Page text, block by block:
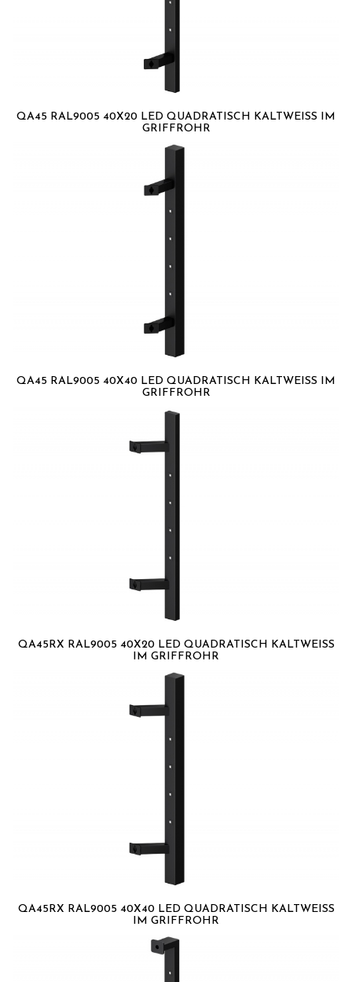
QA45 RAL9005 40X20 LED QUADRATISCH KALTWEISS IM G
RIFFROHR
QA45 RAL9005 40X40 LED QUADRATISCH KALTWEISS IM G
RIFFROHR
QA45RX RAL9005 40X20 LED QUADRATISCH KALTWEISS I
M GRIFFROHR
QA45RX RAL9005 40X40 LED QUADRATISCH KALTWEISS I
M GRIFFROHR